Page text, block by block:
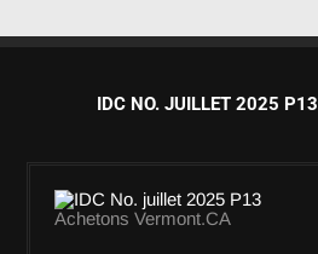
IDC NO. JUILLET 2025 P13
Achetons Vermont.CA